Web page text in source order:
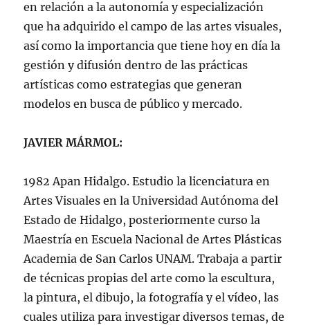
en relación a la autonomía y especialización
que ha adquirido el campo de las artes visuales,
así como la importancia que tiene hoy en día la
gestión y difusión dentro de las prácticas
artísticas como estrategias que generan
modelos en busca de público y mercado.
JAVIER MÁRMOL:
1982 Apan Hidalgo. Estudio la licenciatura en
Artes Visuales en la Universidad Autónoma del
Estado de Hidalgo, posteriormente curso la
Maestría en Escuela Nacional de Artes Plásticas
Academia de San Carlos UNAM. Trabaja a partir
de técnicas propias del arte como la escultura,
la pintura, el dibujo, la fotografía y el vídeo, las
cuales utiliza para investigar diversos temas, de